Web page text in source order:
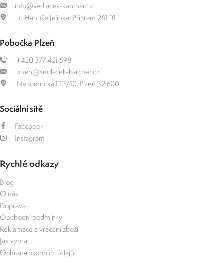
info@sedlacek-karcher.cz
ul. Hanuše Jelínka, Příbram 261 01
Pobočka Plzeň
+420 377 421 598
plzen@sedlacek-karcher.cz
Nepomucká 122/10, Plzeň 32 600
Sociální sítě
Facebook
Instagram
Rychlé odkazy
Blog
O nás
Doprava
Obchodní podmínky
Reklamace a vrácení zboží
Jak vybrat ...
Ochrana osobních údajů